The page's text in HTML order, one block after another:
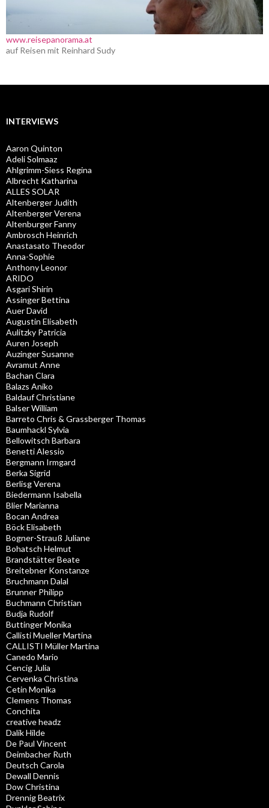
www.reisepanorama.at
auf Reisen mit Reinhard Sudy
INTERVIEWS
Aaron Quinton
Adeli Solmaaz
Ahlgrimm-Siess Regina
Albrecht Katharina
ALLES SOLAR
Altenberger Judith
Altenberger Verena
Altenburger Fanny
Ambrosch Heinrich
Anastasato Theodor
Anna-Sophie
Anthony Leonor
ARIDO
Asgari Shirin
Assinger Bettina
Auer David
Augustin Elisabeth
Aulitzky Patricia
Auren Joseph
Auzinger Susanne
Avramut Anne
Bachan Clara
Balazs Aniko
Baldauf Christiane
Balser William
Barreto Chris & Grassberger Thomas
Baumhackl Sylvia
Bellowitsch Barbara
Benetti Alessio
Bergmann Irmgard
Berka Sigrid
Berlisg Verena
Biedermann Isabella
Blier Marianna
Bocan Andrea
Böck Elisabeth
Bogner-Strauß Juliane
Bohatsch Helmut
Brandstätter Beate
Breitebner Konstanze
Bruchmann Dalal
Brunner Philipp
Buchmann Christian
Budja Rudolf
Buttinger Monika
Callisti Mueller Martina
CALLISTI Müller Martina
Canedo Mario
Cencig Julia
Cervenka Christina
Cetin Monika
Clemens Thomas
Conchita
creative headz
Dalik Hilde
De Paul Vincent
Deimbacher Ruth
Deutsch Carola
Dewall Dennis
Dow Christina
Drennig Beatrix